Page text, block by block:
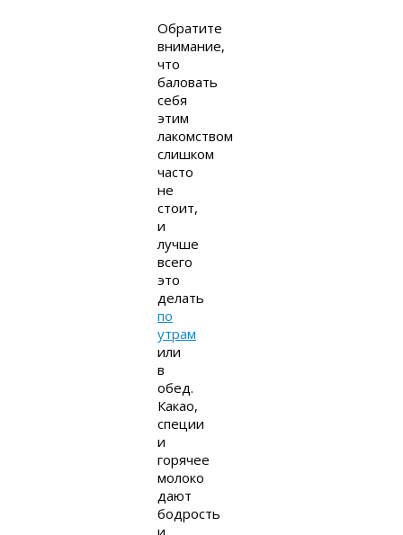
Обратите
внимание,
что
баловать
себя
этим
лакомством
слишком
часто
не
стоит,
и
лучше
всего
это
делать
по
утрам
или
в
обед.
Какао,
специи
и
горячее
молоко
дают
бодрость